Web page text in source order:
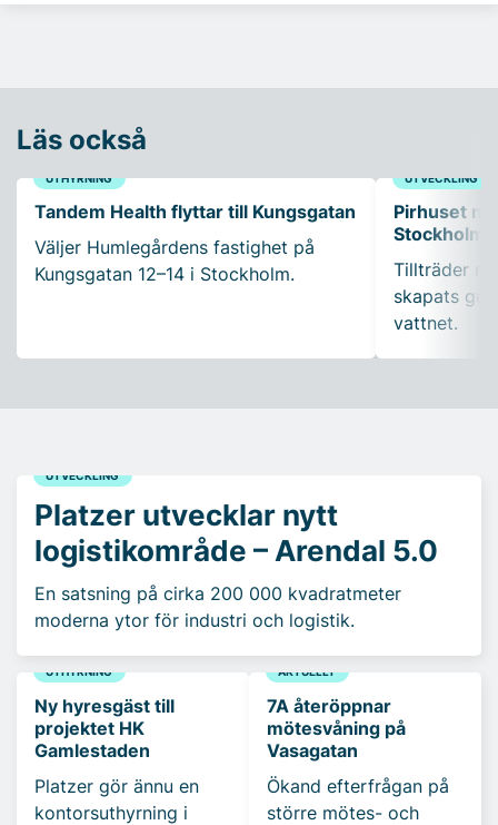
Läs också
UTHYRNING
Tandem Health flyttar till Kungsgatan
Väljer Humlegårdens fastighet på
Kungsgatan 12–14 i Stockholm.
UTVECKLING
Pirhuset
Tillträder
skapats
vattnet.
UTVECKLING
Platzer utvecklar nytt
logistikområde – Arendal 5.0
En satsning på cirka 200 000 kvadratmeter
moderna ytor för industri och logistik.
UTHYRNING
Ny hyresgäst till
projektet HK
Gamlestaden
Platzer gör ännu en
kontorsuthyrning i
AKTUELLT
7A återöppnar
mötesvåning på
Vasagatan
Ökand efterfrågan på
större mötes- och